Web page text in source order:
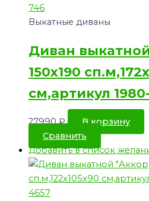
Выкатные диваны
Диван
150х190
см,артикул
27990₽
В корзину
Сравнить
Добавить в список